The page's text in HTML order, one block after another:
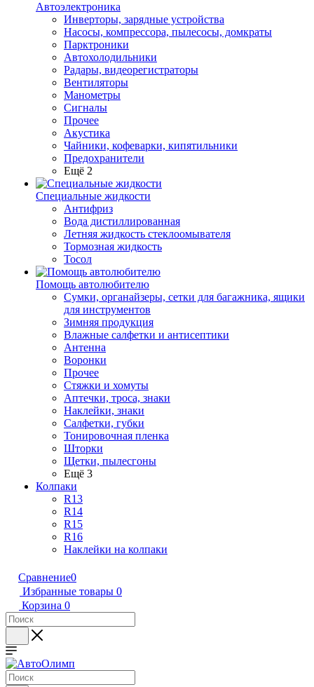
Автоэлектроника
Инверторы, зарядные устройства
Насосы, компрессора, пылесосы, домкраты
Парктроники
Автохолодильники
Радары, видеорегистраторы
Вентиляторы
Манометры
Сигналы
Прочее
Акустика
Чайники, кофеварки, кипятильники
Предохранители
Ещё 2
Специальные жидкости
Антифриз
Вода дистиллированная
Летняя жидкость стеклоомывателя
Тормозная жидкость
Тосол
Помощь автолюбителю
Сумки, органайзеры, сетки для багажника, ящики
для инструментов
Зимняя продукция
Влажные салфетки и антисептики
Антенна
Воронки
Прочее
Стяжки и хомуты
Аптечки, троса, знаки
Наклейки, знаки
Салфетки, губки
Тонировочная пленка
Шторки
Щетки, пылесгоны
Ещё 3
Колпаки
R13
R14
R15
R16
Наклейки на колпаки
Сравнение0
Избранные товары 0
Корзина 0